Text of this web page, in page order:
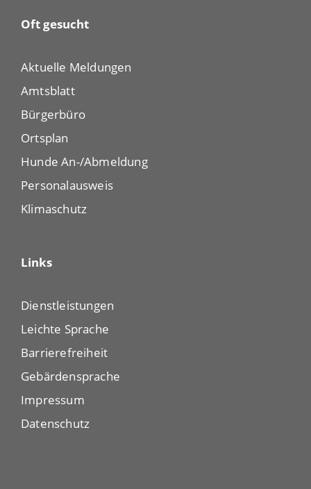
Oft gesucht
Aktuelle Meldungen
Amtsblatt
Bürgerbüro
Ortsplan
Hunde An-/Abmeldung
Personalausweis
Klimaschutz
Links
Dienstleistungen
Leichte Sprache
Barrierefreiheit
Gebärdensprache
Impressum
Datenschutz